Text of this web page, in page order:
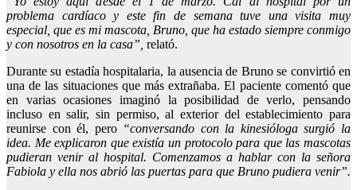
problema cardíaco y este fin de semana tuve una visita muy
especial, que es mi mascota, Bruno, que ha estado siempre conmigo
y con nosotros en la casa”, relató.
Durante su estadía hospitalaria, la ausencia de Bruno se convirtió en
una de las situaciones que más extrañaba. El paciente comentó que
en varias ocasiones imaginó la posibilidad de verlo, pensando
incluso en salir, sin permiso, al exterior del establecimiento para
reunirse con él, pero “conversando con la kinesióloga surgió la
idea. Me explicaron que existía un protocolo para que las mascotas
pudieran venir al hospital. Comenzamos a hablar con la señora
Fabiola y ella nos abrió las puertas para que Bruno pudiera venir”.